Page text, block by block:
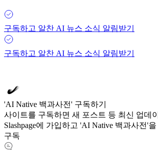
구독하고 알찬 AI 뉴스 소식 알림받기
구독하고 알찬 AI 뉴스 소식 알림받기
'AI Native 백과사전' 구독하기
사이트를 구독하면 새 포스트 등 최신 업데
Slashpage에 가입하고 'AI Native 백과사전'
구독